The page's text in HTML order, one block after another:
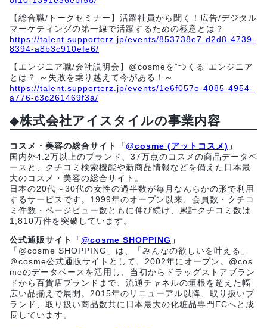
【総合職/トークセミナー】活躍社員から聞く！広告/デジタル
マーケティングの第一線で活躍するための極意とは？
https://talent.supporterz.jp/events/853738e7-d2d8-4739-
8394-a8b3c910efe6/
【エンジニア職/会社説明会】@cosmeを”つくる”エンジニア
とは？ ～失敗を乗り越えて今がある！～
https://talent.supporterz.jp/events/1e6f057e-4085-4954-
a776-c3c261469f3a/
◆株式会社アイスタイルの事業内容
コスメ・美容の総合サイト「@cosme (アットコスメ) 」
国内外4.2万以上のブランド、37万点のコスメの商品データベ
ースと、クチコミ検索機能や新商品情報などを備えた日本最
大のコスメ・美容の総合サイト。
日本の20代～30代の女性の過半数が毎月なんらかの形で利用
するサービスです。1999年のオープン以来、会員数・クチコ
ミ件数・ページビュー数ともに伸び続け、累計クチコミ数は
1,810万件を突破しています。
公式通販サイト「@cosme SHOPPING 」
「@cosme SHOPPING」は、「みんなの欲しいを叶える」
＠cosme公式通販サイトとして、2002年にオープン。@cos
meのデータベースを活用し、当初からドラッグストアブラン
ドから百貨店ブランドまで、流通チャネルの垣根を超えた幅
広い品揃えで展開。2015年のリニューアル以降、取り扱いブ
ランド、取り扱い商品数共に日本最大の化粧品専門ECへと成
長しています。